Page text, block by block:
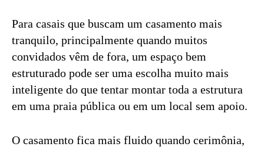
Para casais que buscam um casamento mais
tranquilo, principalmente quando muitos
convidados vêm de fora, um espaço bem
estruturado pode ser uma escolha muito mais
inteligente do que tentar montar toda a estrutura
em uma praia pública ou em um local sem apoio.
O casamento fica mais fluido quando cerimônia,